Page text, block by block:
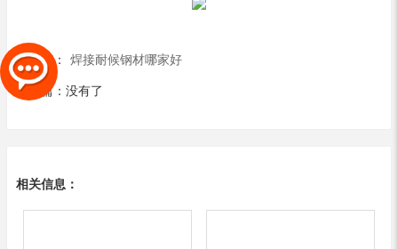
上一篇： 焊接耐候钢材哪家好
下一篇：没有了
相关信息：